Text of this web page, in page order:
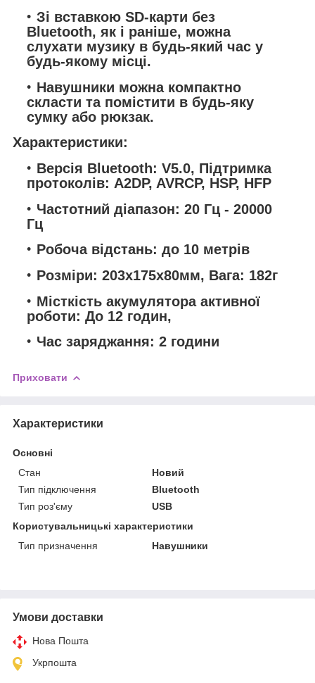
Зі вставкою SD-карти без
Bluetooth, як і раніше, можна
слухати музику в будь-який час у
будь-якому місці.
Навушники можна компактно
скласти та помістити в будь-яку
сумку або рюкзак.
Характеристики:
Версія Bluetooth: V5.0, Підтримка
протоколів: A2DP, AVRCP, HSP, HFP
Частотний діапазон: 20 Гц - 20000
Гц
Робоча відстань: до 10 метрів
Розміри: 203х175х80мм, Вага: 182г
Місткість акумулятора активної
роботи: До 12 годин,
Час заряджання: 2 години
Приховати
Характеристики
Основні
Стан
Новий
Тип підключення
Bluetooth
Тип роз'єму
USB
Користувальницькі характеристики
Тип призначення
Навушники
Умови доставки
Нова Пошта
Укрпошта